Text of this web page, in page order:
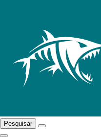
Pesquisar